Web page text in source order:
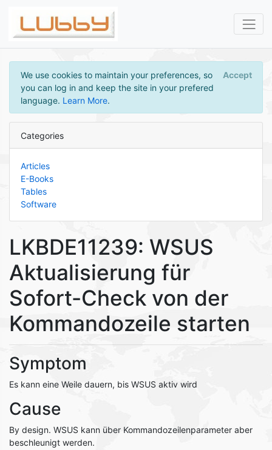
We use cookies to maintain your preferences, so
you can log in and keep the site in your prefered
language. Learn More.
Accept
Categories
Articles
E-Books
Tables
Software
LKBDE11239: WSUS
Aktualisierung für
Sofort-Check von der
Kommandozeile starten
Symptom
Es kann eine Weile dauern, bis WSUS aktiv wird
Cause
By design. WSUS kann über Kommandozeilenparameter aber
beschleunigt werden.